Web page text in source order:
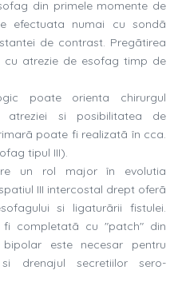
din primele momente de
efectuata numai cu sondã
de contrast. Pregãtirea
cu atrezie de esofag timp de
poate orienta chirurgul
si posibilitatea de
poate fi realizatã în cca.
tipul III).
un rol major în evolutia
III intercostal drept oferã
si ligaturãrii fistulei.
fi completatã cu "patch" din
este necesar pentru
si drenajul secretiilor sero-